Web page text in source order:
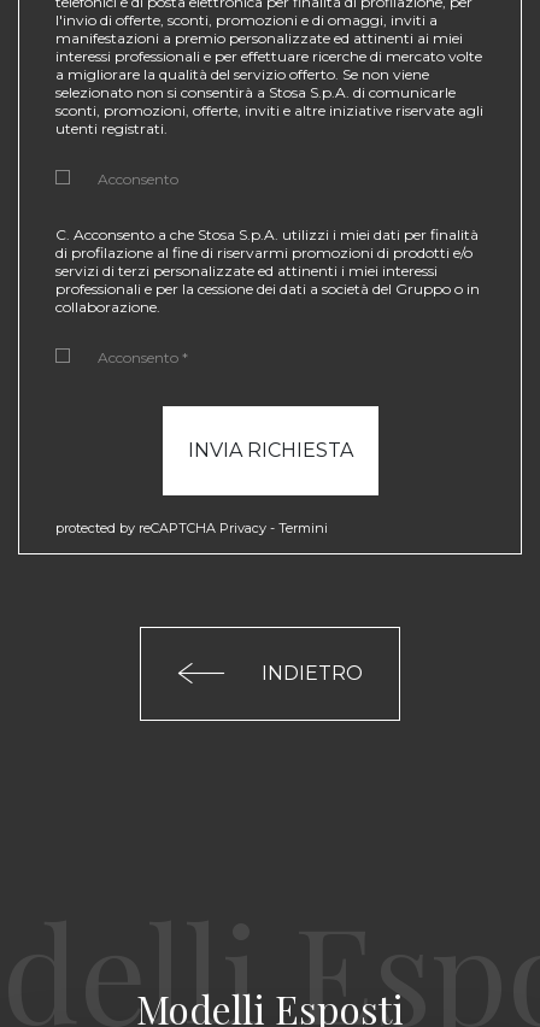
l'invio di offerte, sconti, promozioni e di omaggi, inviti a
manifestazioni a premio personalizzate ed attinenti ai miei
interessi professionali e per effettuare ricerche di mercato volte
a migliorare la qualità del servizio offerto. Se non viene
selezionato non si consentirà a Stosa S.p.A. di comunicarle
sconti, promozioni, offerte, inviti e altre iniziative riservate agli
utenti registrati.
Acconsento
C. Acconsento a che Stosa S.p.A. utilizzi i miei dati per finalità
di profilazione al fine di riservarmi promozioni di prodotti e/o
servizi di terzi personalizzate ed attinenti i miei interessi
professionali e per la cessione dei dati a società del Gruppo o in
collaborazione.
Acconsento *
protected by reCAPTCHA Privacy - Termini
INDIETRO
Modelli Esposti